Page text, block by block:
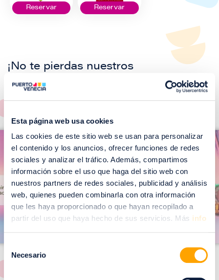
Esta página web usa cookies
Las cookies de este sitio web se usan para personalizar
el contenido y los anuncios, ofrecer funciones de redes
sociales y analizar el tráfico. Además, compartimos
información sobre el uso que haga del sitio web con
nuestros partners de redes sociales, publicidad y análisis
web, quienes pueden combinarla con otra información
que les haya proporcionado o que hayan recopilado a
partir del uso que haya hecho de sus servicios. Más info
Selección
Necesario
Reservar Reservar
¡No te pierdas nuestros
EVENTOS!
Ver todos >
m
a
g
n
I
m